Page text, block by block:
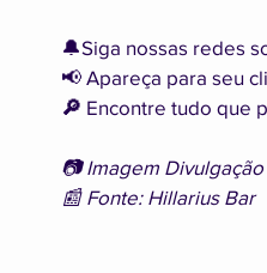
🔔Siga nossas redes
📢 Apareça para seu
🔎 Encontre tudo que
📷 Imagem
📰 Fonte: Hillarius Bar